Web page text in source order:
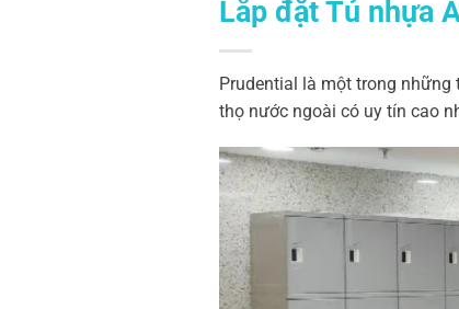
Lắp đặt Tủ nhựa
Prudential là một trong
thọ nước ngoài có uy tín cao